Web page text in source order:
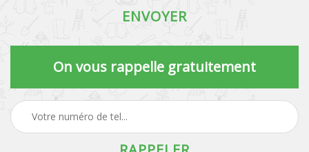
On vous rappelle gratuitement